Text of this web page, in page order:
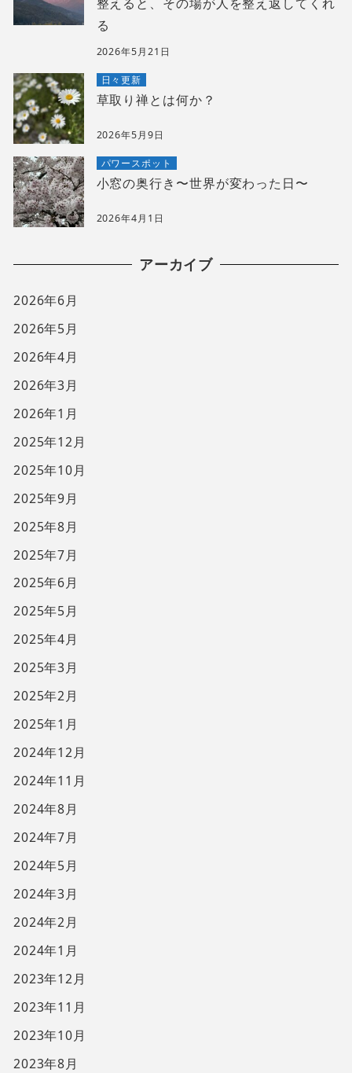
る
2026年5月21日
日々更新
草取り禅とは何か？
2026年5月9日
パワースポット
小窓の奥行き〜世界が変わった日〜
2026年4月1日
アーカイブ
2026年6月
2026年5月
2026年4月
2026年3月
2026年1月
2025年12月
2025年10月
2025年9月
2025年8月
2025年7月
2025年6月
2025年5月
2025年4月
2025年3月
2025年2月
2025年1月
2024年12月
2024年11月
2024年8月
2024年7月
2024年5月
2024年3月
2024年2月
2024年1月
2023年12月
2023年11月
2023年10月
2023年8月